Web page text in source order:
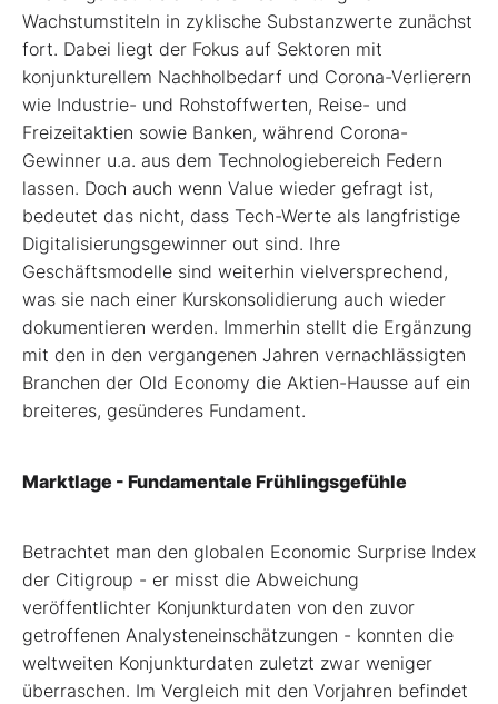
Wachstumstiteln in zyklische Substanzwerte zunächst
fort. Dabei liegt der Fokus auf Sektoren mit
konjunkturellem Nachholbedarf und Corona-Verlierern
wie Industrie- und Rohstoffwerten, Reise- und
Freizeitaktien sowie Banken, während Corona-
Gewinner u.a. aus dem Technologiebereich Federn
lassen. Doch auch wenn Value wieder gefragt ist,
bedeutet das nicht, dass Tech-Werte als langfristige
Digitalisierungsgewinner out sind. Ihre
Geschäftsmodelle sind weiterhin vielversprechend,
was sie nach einer Kurskonsolidierung auch wieder
dokumentieren werden. Immerhin stellt die Ergänzung
mit den in den vergangenen Jahren vernachlässigten
Branchen der Old Economy die Aktien-Hausse auf ein
breiteres, gesünderes Fundament.
Marktlage - Fundamentale Frühlingsgefühle
Betrachtet man den globalen Economic Surprise Index
der Citigroup - er misst die Abweichung
veröffentlichter Konjunkturdaten von den zuvor
getroffenen Analysteneinschätzungen - konnten die
weltweiten Konjunkturdaten zuletzt zwar weniger
überraschen. Im Vergleich mit den Vorjahren befindet